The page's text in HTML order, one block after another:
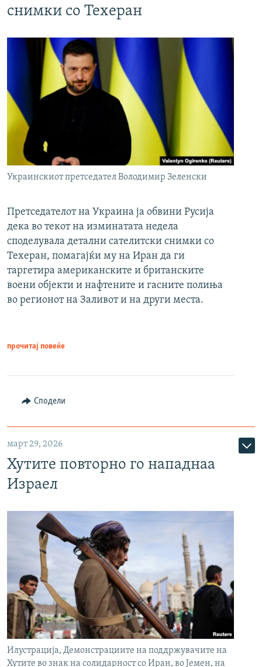
снимки со Техеран
Украинскиот претседател Володимир Зеленски
Претседателот на Украина ја обвини Русија
дека во текот на изминатата недела
споделувала детални сателитски снимки со
Техеран, помагајќи му на Иран да ги
таргетира американските и британските
воени објекти и нафтените и гасните полиња
во регионот на Заливот и на други места.
прочитај повеќе
Сподели
март 29, 2026
Хутите повторно го нападнаа
Израел
Илустрација, Демонстрациите на поддржувачите на
Хутите во знак на солидарност со Иран, во Јемен, на